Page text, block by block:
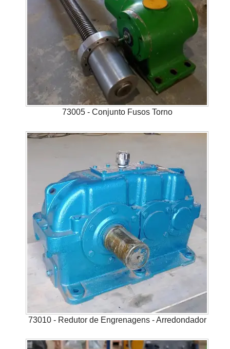
73005 - Conjunto Fusos Torno
73010 - Redutor de Engrenagens - Arredondador